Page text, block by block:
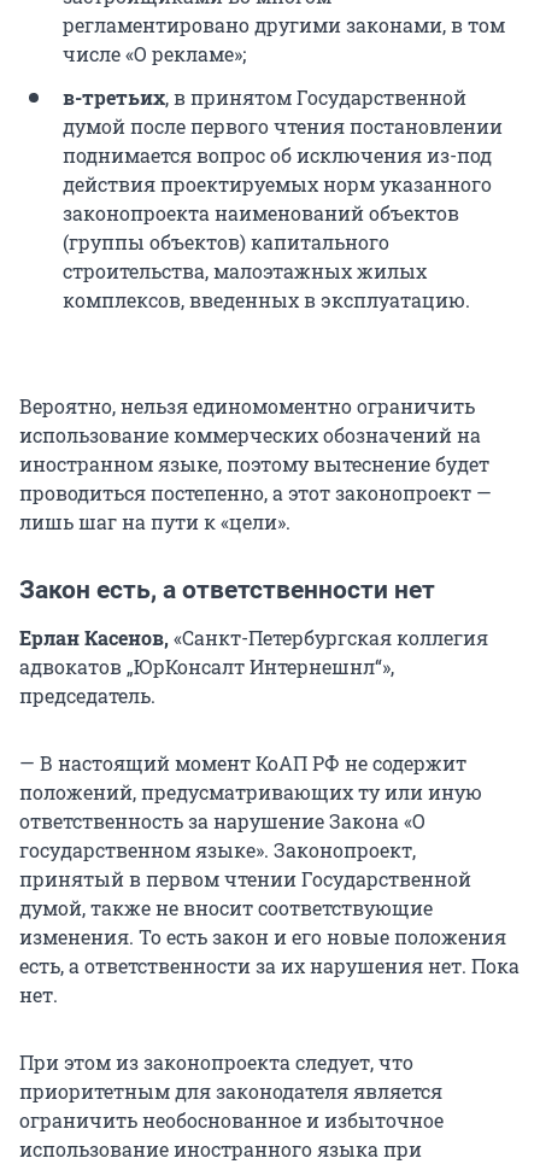
регламентировано другими законами, в том
числе «О рекламе»;
в-третьих, в принятом Государственной
думой после первого чтения постановлении
поднимается вопрос об исключения из-под
действия проектируемых норм указанного
законопроекта наименований объектов
(группы объектов) капитального
строительства, малоэтажных жилых
комплексов, введенных в эксплуатацию.
Вероятно, нельзя единомоментно ограничить
использование коммерческих обозначений на
иностранном языке, поэтому вытеснение будет
проводиться постепенно, а этот законопроект —
лишь шаг на пути к «цели».
Закон есть, а ответственности нет
Ерлан Касенов,«Санкт-Петербургская коллегия
адвокатов „ЮрКонсалт Интернешнл“»,
председатель.
— В настоящий момент КоАП РФ не содержит
положений, предусматривающих ту или иную
ответственность за нарушение Закона «О
государственном языке». Законопроект,
принятый в первом чтении Государственной
думой, также не вносит соответствующие
изменения. То есть закон и его новые положения
есть, а ответственности за их нарушения нет. Пока
нет.
При этом из законопроекта следует, что
приоритетным для законодателя является
ограничить необоснованное и избыточное
использование иностранного языка при